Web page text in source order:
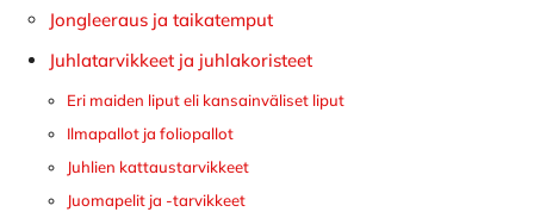
Jongleeraus ja taikatemput
Juhlatarvikkeet ja juhlakoristeet
Eri maiden liput eli kansainväliset liput
Ilmapallot ja foliopallot
Juhlien kattaustarvikkeet
Juomapelit ja -tarvikkeet